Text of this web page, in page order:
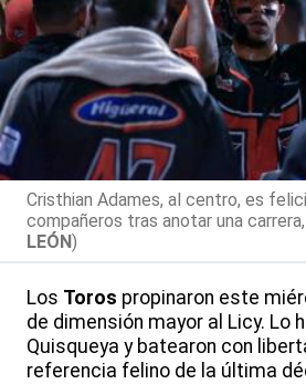
Cristhian Adames, al centro, es
compañeros tras anotar una
LEÓN)
Los Toros propinaron este
de dimensión mayor al Licy. Lo
Quisqueya y batearon con
referencia felino de la última